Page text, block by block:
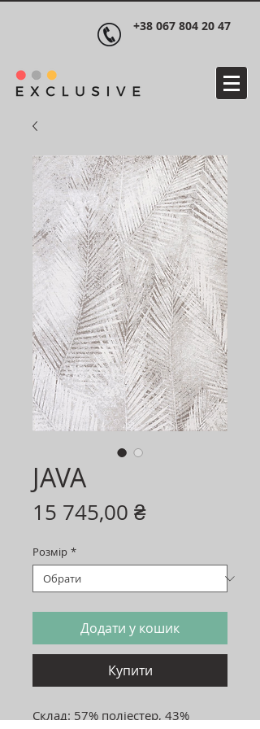
+38 067 804 20 47
JAVA
15 745,00 ₴Ціна
Розмір *
Додати у кошик
Купити
Склад: 57% поліестер, 43%